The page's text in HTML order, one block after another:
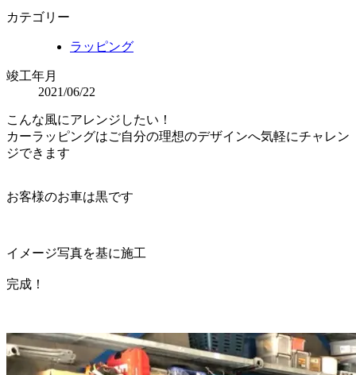
カテゴリー
ラッピング
竣工年月
2021/06/22
こんな風にアレンジしたい！
カーラッピングはご自分の理想のデザインへ気軽にチャレン
ジできます
お客様のお車は黒です
イメージ写真を基に施工
完成！